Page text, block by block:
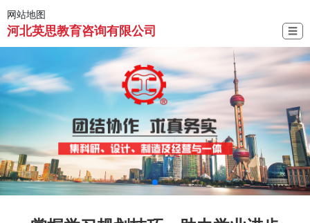
网站地图
河北英思教育咨询有限公司 ☰